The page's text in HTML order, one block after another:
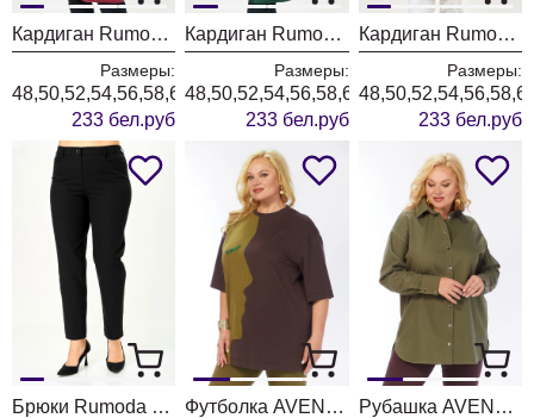
Кардиган Rumoda 2019 бордовый
Размеры:
48,50,52,54,56,58,60,62
233 бел.руб
Кардиган Rumoda 2019 темно-зеленый
Размеры:
48,50,52,54,56,58,60,62
233 бел.руб
Кардиган Rumoda 2019 экрю
Размеры:
233 бел.руб
Брюки Rumoda 2289 черные Футболка AVENUE 0339-1 Рубашка AVENUE 0321-3